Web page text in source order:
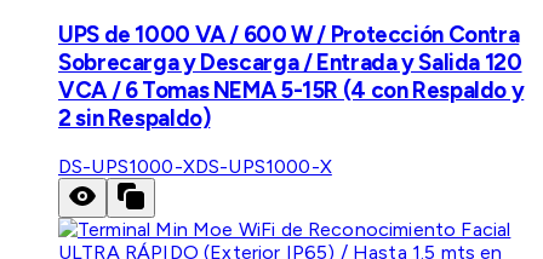
UPS de 1000 VA / 600 W / Protección Contra
Sobrecarga y Descarga / Entrada y Salida 120
VCA / 6 Tomas NEMA 5-15R (4 con Respaldo y
2 sin Respaldo)
DS-UPS1000-XDS-UPS1000-X